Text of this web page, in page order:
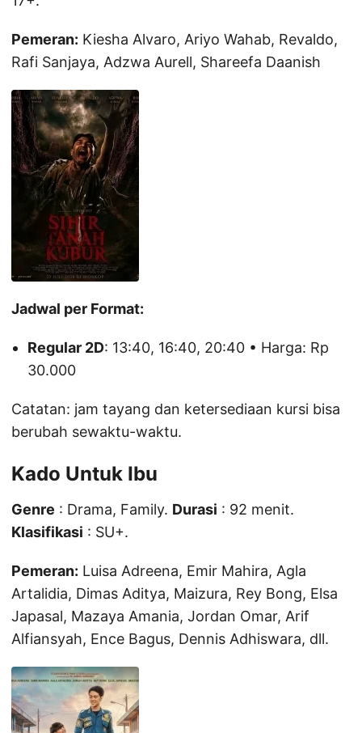
Pemeran: Kiesha Alvaro, Ariyo Wahab, Revaldo,
Rafi Sanjaya, Adzwa Aurell, Shareefa Daanish
Jadwal per Format:
Regular 2D: 13:40, 16:40, 20:40 • Harga: Rp
30.000
Catatan: jam tayang dan ketersediaan kursi bisa
berubah sewaktu-waktu.
Kado Untuk Ibu
Genre : Drama, Family. Durasi : 92 menit.
Klasifikasi : SU+.
Pemeran: Luisa Adreena, Emir Mahira, Agla
Artalidia, Dimas Aditya, Maizura, Rey Bong, Elsa
Japasal, Mazaya Amania, Jordan Omar, Arif
Alfiansyah, Ence Bagus, Dennis Adhiswara, dll.